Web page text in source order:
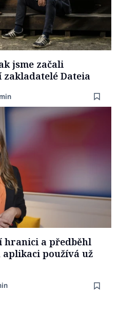
jsme začali
Dateia
hranici a předběhl
aplikaci používá už